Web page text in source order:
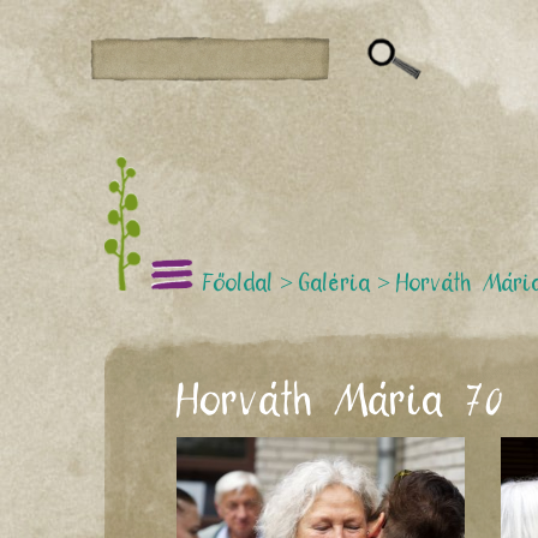
Főoldal > Galéria > Horváth
Horváth Mária 70